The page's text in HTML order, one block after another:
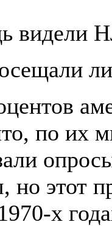
видели
по
но этот
х